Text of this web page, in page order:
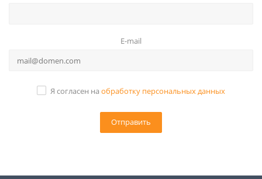
E-mail
Я согласен на обработку персональных данных